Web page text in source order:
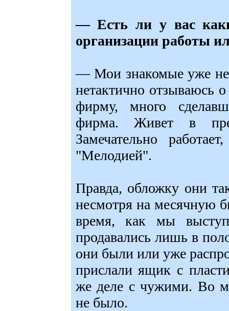
— Есть ли у вас
организации работы
— Мои знакомые уже не
нетактично отзываюсь
фирму, много
фирма. Живет в
Замечательно
"Мелодией".
Правда, обложку они
несмотря на месячную
время, как мы
продавались лишь в
они были или уже
прислали ящик с
же деле с чужими. Во
не было.